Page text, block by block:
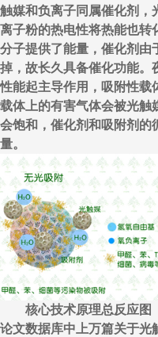
触媒和负离子同属催化剂，
离子粉的热电性将热能也转
分子提供了能量，催化剂由
掉，故长久具备催化功能。
性能起主导作用，吸附性载
载体上的有害气体会被光触
会饱和，催化剂和吸附剂的
量。
核心技术原理总反应
论文数据库中上万篇关于光